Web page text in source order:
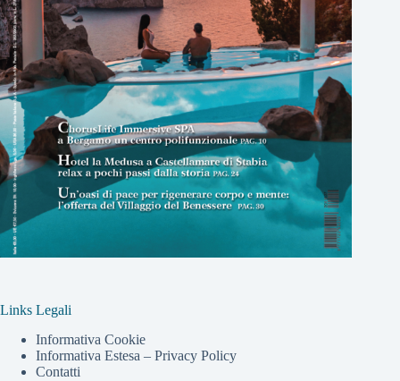
Links Legali
Informativa Cookie
Informativa Estesa – Privacy Policy
Contatti